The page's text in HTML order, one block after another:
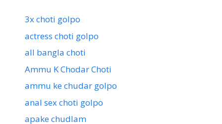
3x choti golpo
actress choti golpo
all bangla choti
Ammu K Chodar Choti
ammu ke chudar golpo
anal sex choti golpo
apake chudlam